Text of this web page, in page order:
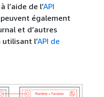
l’aide de l’API
également
et d’autres
l’API de